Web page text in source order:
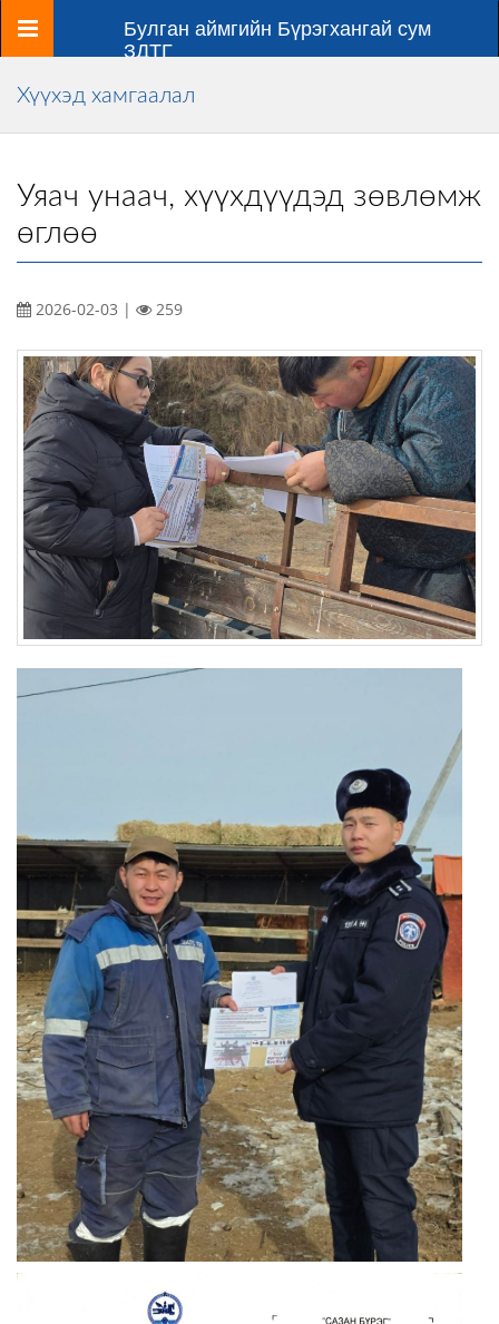
Цэс
Булган аймгийн Бүрэгхангай сум
ЗДТГ
Хүүхэд хамгаалал
Уяач унаач, хүүхдүүдэд зөвлөмж
өглөө
2026-02-03 | 259